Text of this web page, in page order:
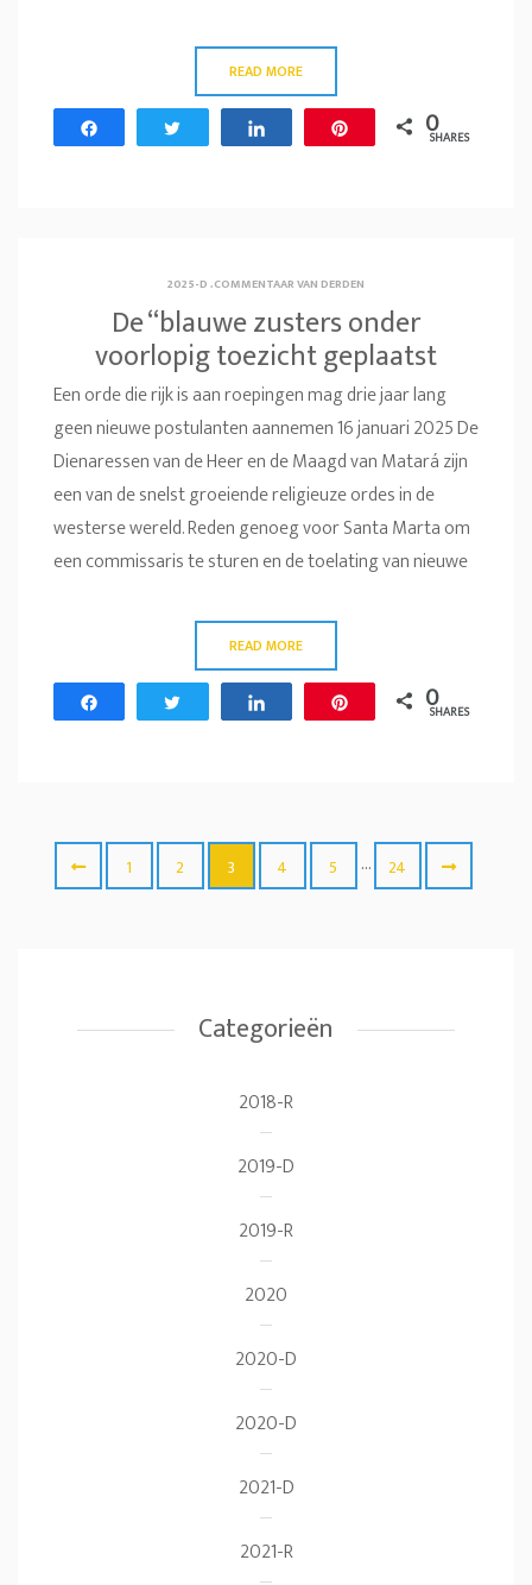
READ MORE
0
SHARES
2025-D.COMMENTAAR VAN DERDEN
De “blauwe zusters onder
voorlopig toezicht geplaatst
Een orde die rijk is aan roepingen mag drie jaar lang
geen nieuwe postulanten aannemen 16 januari 2025 De
Dienaressen van de Heer en de Maagd van Matará zijn
een van de snelst groeiende religieuze ordes in de
westerse wereld. Reden genoeg voor Santa Marta om
een commissaris te sturen en de toelating van nieuwe
READ MORE
0
SHARES
1 2 3 4 5 … 24
Categorieën
2018-R
2019-D
2019-R
2020
2020-D
2020-D
2021-D
2021-R